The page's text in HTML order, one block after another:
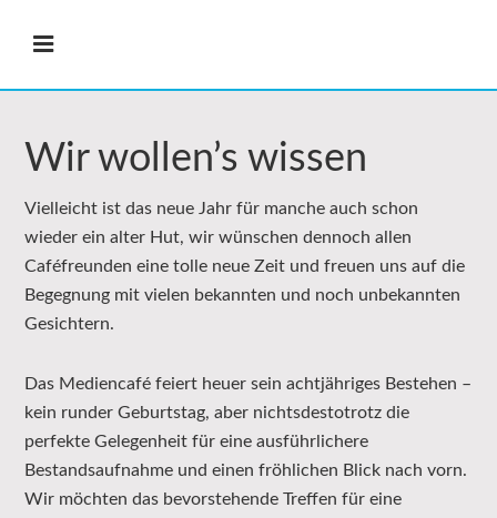
Wir wollen’s wissen
Vielleicht ist das neue Jahr für manche auch schon
wieder ein alter Hut, wir wünschen dennoch allen
Caféfreunden eine tolle neue Zeit und freuen uns auf die
Begegnung mit vielen bekannten und noch unbekannten
Gesichtern.
Das Mediencafé feiert heuer sein achtjähriges Bestehen –
kein runder Geburtstag, aber nichtsdestotrotz die
perfekte Gelegenheit für eine ausführlichere
Bestandsaufnahme und einen fröhlichen Blick nach vorn.
Wir möchten das bevorstehende Treffen für eine